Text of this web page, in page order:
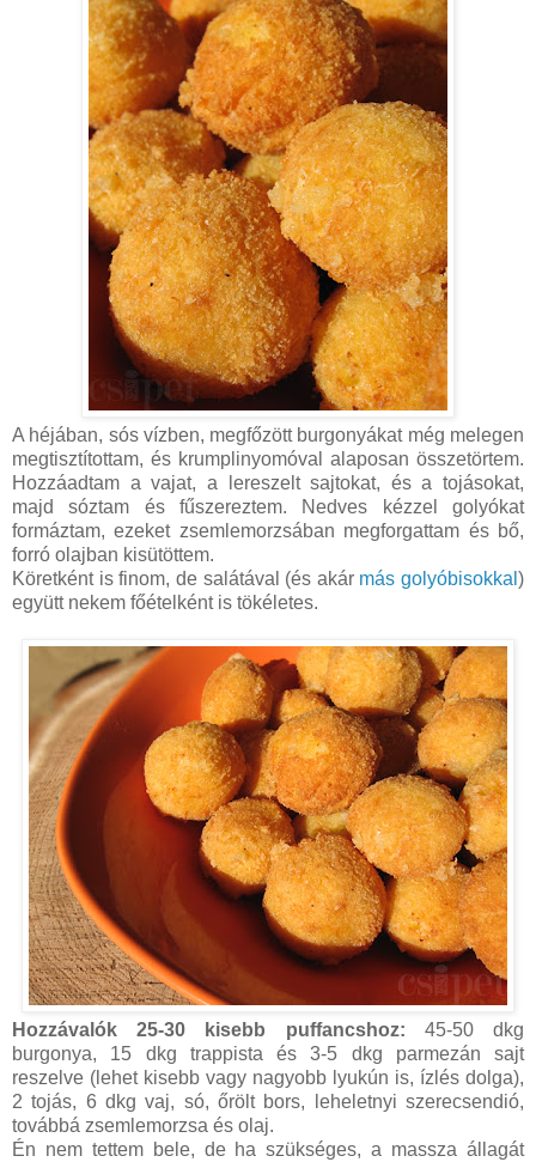
A héjában, sós vízben, megfőzött burgonyákat még melegen
megtisztítottam, és krumplinyomóval alaposan összetörtem.
Hozzáadtam a vajat, a lereszelt sajtokat, és a tojásokat,
majd sóztam és fűszereztem. Nedves kézzel golyókat
formáztam, ezeket zsemlemorzsában megforgattam és bő,
forró olajban kisütöttem.
Köretként is finom, de salátával (és akár más golyóbisokkal )
együtt nekem főételként is tökéletes.
Hozzávalók 25-30 kisebb puffancshoz: 45-50 dkg
burgonya, 15 dkg trappista és 3-5 dkg parmezán sajt
reszelve (lehet kisebb vagy nagyobb lyukún is, ízlés dolga),
2 tojás, 6 dkg vaj, só, őrölt bors, leheletnyi szerecsendió,
továbbá zsemlemorzsa és olaj.
Én nem tettem bele, de ha szükséges, a massza állagát